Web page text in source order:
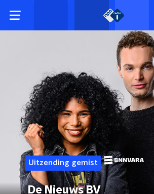
Uitzending gemist
De Nieuws BV